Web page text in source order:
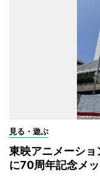
見る・遊ぶ
東映アニメーシ
に70周年記念メ